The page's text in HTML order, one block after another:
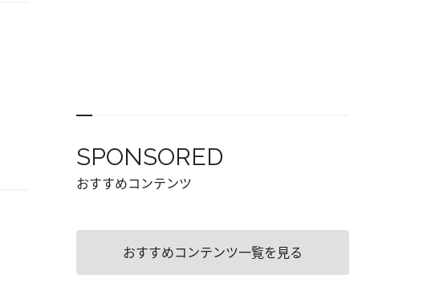
SPONSORED
おすすめコンテンツ
おすすめコンテンツ一覧を見る